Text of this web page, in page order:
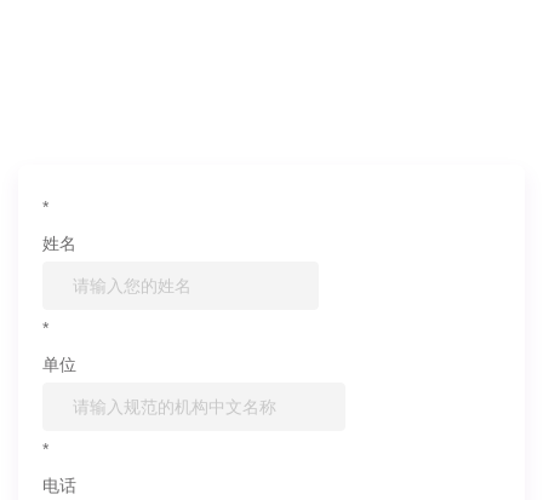
*
姓名
*
单位
*
电话